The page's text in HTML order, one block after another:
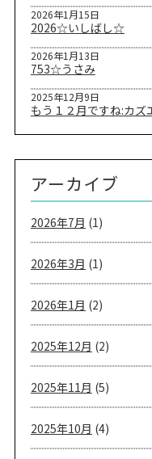
2026☆いしばし☆
2026年1月15日
753☆うさみ
2026年1月13日
もう１２月ですね:カズ
2025年12月9日
アーカイブ
2026年7月 (1)
2026年3月 (1)
2026年1月 (2)
2025年12月 (2)
2025年11月 (5)
2025年10月 (4)